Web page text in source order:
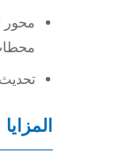
محور
تحديث
المزايا